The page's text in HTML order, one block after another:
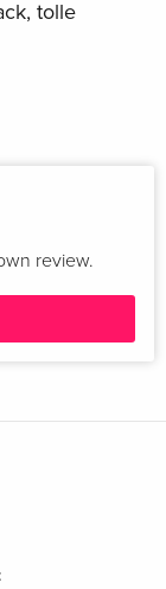
tolle
review.